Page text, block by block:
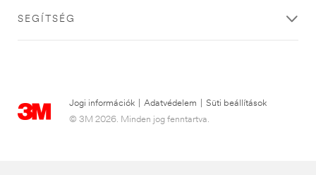
SEGÍTSÉG
Jogi információk Adatvédelem
Süti beállítások
© 3M 2026. Minden jog fenntartva.